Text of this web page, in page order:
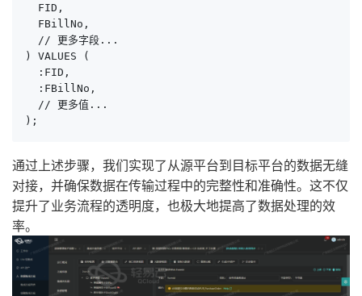
  FID,
  FBillNo,
  // 更多字段...
) VALUES (
  :FID,
  :FBillNo,
  // 更多值...
);
通过上述步骤，我们实现了从源平台到目标平台的数据无缝
对接，并确保数据在传输过程中的完整性和准确性。这不仅
提升了业务流程的透明度，也极大地提高了数据处理的效
率。